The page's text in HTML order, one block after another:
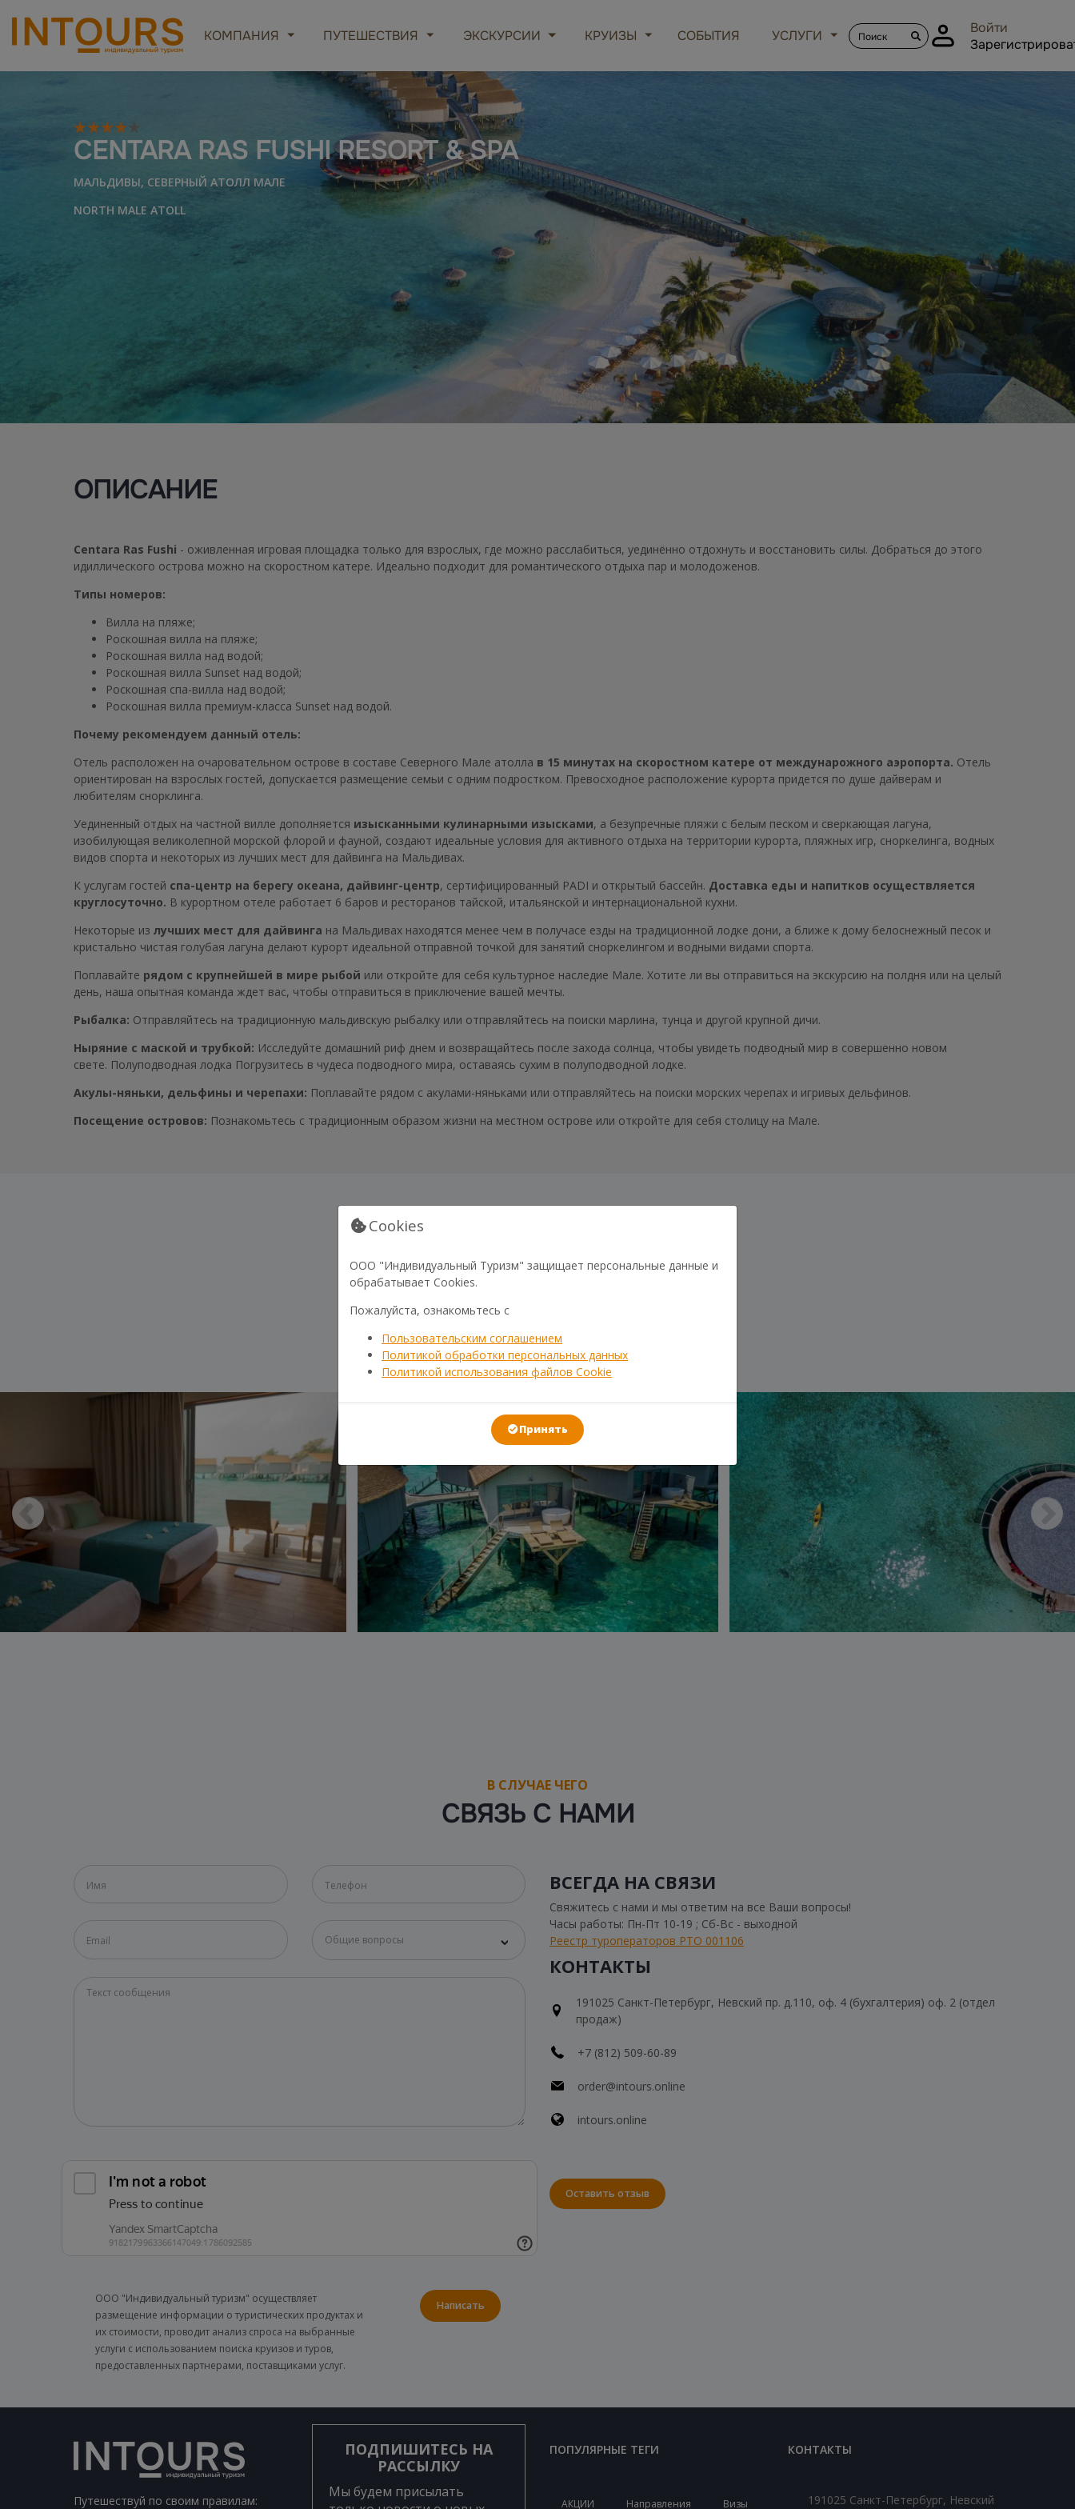
КОМПАНИЯ ПУТЕШЕСТВИЯ ЭКСКУРСИИ КРУИЗЫ СОБЫТИЯ УСЛУГИ
Войти
CENTARA RAS FUSHI RESORT & SPA
МАЛЬДИВЫ, СЕВЕРНЫЙ АТОЛЛ МАЛЕ
NORTH MALE ATOLL
ОПИСАНИЕ
Centara Ras Fushi - оживленная игровая площадка только для взрослых, где можно расслабиться, уединённо отдохнуть и восстановить силы. Добраться до этого
идиллического острова можно на скоростном катере. Идеально подходит для романтического отдыха пар и молодоженов.
Типы номеров:
Вилла на пляже;
Роскошная вилла на пляже;
Роскошная вилла над водой;
Роскошная вилла Sunset над водой;
Роскошная спа-вилла над водой;
Роскошная вилла премиум-класса Sunset над водой.
Почему рекомендуем данный отель:
Отель расположен на очаровательном острове в составе Северного Мале атолла в 15 минутах на скоростном катере от междунарожного аэропорта. Отель
ориентирован на взрослых гостей, допускается размещение семьи с одним подростком. Превосходное расположение курорта придется по душе дайверам и
любителям снорклинга.
Уединенный отдых на частной вилле дополняется изысканными кулинарными изысками, а безупречные пляжи с белым песком и сверкающая лагуна,
изобилующая великолепной морской флорой и фауной, создают идеальные условия для активного отдыха на территории курорта, пляжных игр, сноркелинга, водных
видов спорта и некоторых из лучших мест для дайвинга на Мальдивах.
К услугам гостей спа-центр на берегу океана, дайвинг-центр, сертифицированный PADI и открытый бассейн. Доставка еды и напитков осуществляется
круглосуточно. В курортном отеле работает 6 баров и ресторанов тайской, итальянской и интернациональной кухни.
Некоторые из лучших мест для дайвинга на Мальдивах находятся менее чем в получасе езды на традиционной лодке дони, а ближе к дому белоснежный песок и
кристально чистая голубая лагуна делают курорт идеальной отправной точкой для занятий сноркелингом и водными видами спорта.
Поплавайте рядом с крупнейшей в мире рыбой или откройте для себя культурное наследие Мале. Хотите ли вы отправиться на экскурсию на полдня или на целый
день, наша опытная команда ждет вас, чтобы отправиться в приключение вашей мечты.
Рыбалка: Отправляйтесь на традиционную мальдивскую рыбалку или отправляйтесь на поиски марлина, тунца и другой крупной дичи.
Ныряние с маской и трубкой: Исследуйте домашний риф днем и возвращайтесь после захода солнца, чтобы увидеть подводный мир в совершенно новом
свете. Полуподводная лодка Погрузитесь в чудеса подводного мира, оставаясь сухим в полуподводной лодке.
Акулы-няньки, дельфины и черепахи: Поплавайте рядом с акулами-няньками или отправляйтесь на поиски морских черепах и игривых дельфинов.
Посещение островов: Познакомьтесь с традиционным образом жизни на местном острове или откройте для себя столицу на Мале.
ГАЛЕРЕЯ
В СЛУЧАЕ ЧЕГО
СВЯЗЬ С НАМИ
Общие вопросы
ООО "Индивидуальный туризм" осуществляет
размещение информации о туристических продуктах и
их стоимости, проводит анализ спроса на выбранные
услуги с использованием поиска круизов и туров,
предоставленных партнерами, поставщиками услуг.
Написать
ВСЕГДА НА СВЯЗИ
Свяжитесь с нами и мы ответим на все Ваши вопросы!
Часы работы: Пн-Пт 10-19 ; Сб-Вс - выходной
Реестр туроператоров РТО 001106
КОНТАКТЫ
191025 Санкт-Петербург, Невский пр. д.110, оф. 4 (бухгалтерия) оф. 2 (отдел
продаж)
+7 (812) 509-60-89
order@intours.online
intours.online
Оставить отзыв
Путешествуй по своим правилам:
ПОДПИШИТЕСЬ НА
РАССЫЛКУ
Мы будем присылать
ПОПУЛЯРНЫЕ ТЕГИ
АКЦИИ Направления Визы
КОНТАКТЫ
191025 Санкт-Петербург, Невский
Cookies
ООО "Индивидуальный Туризм" защищает персональные данные и
обрабатывает Cookies.
Пожалуйста, ознакомьтесь с
Пользовательским соглашением
Политикой обработки персональных данных
Политикой использования файлов Cookie
Принять